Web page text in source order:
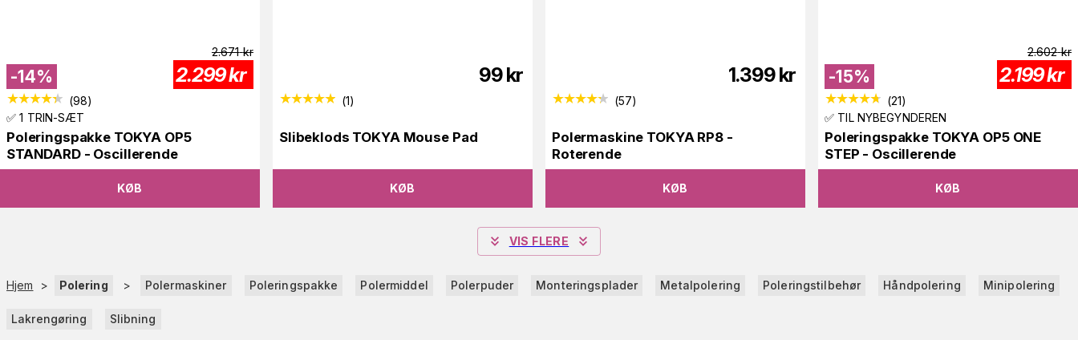
-14%
2.671 kr
2.299kr
(98)
✅ 1 TRIN-SÆT
Poleringspakke TOKYA OP5
STANDARD - Oscillerende
KØB
99kr
(1)
Slibeklods TOKYA Mouse Pad
KØB
1.399kr
(57)
Polermaskine TOKYA RP8 -
Roterende
KØB
-15%
2.602 kr
2.199kr
(21)
✅ TIL NYBEGYNDEREN
Poleringspakke TOKYA OP5 ONE
STEP - Oscillerende
KØB
VIS FLERE
Hjem > Polering > Polermaskiner Poleringspakke Polermiddel Polerpuder Monteringsplader Metalpolering Poleringstilbehør Håndpolering Minipolering
Lakrengøring Slibning